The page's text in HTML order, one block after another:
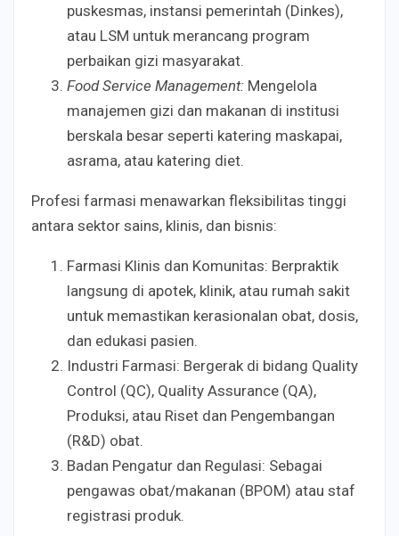
puskesmas, instansi pemerintah (Dinkes),
atau LSM untuk merancang program
perbaikan gizi masyarakat.
Food Service Management: Mengelola
manajemen gizi dan makanan di institusi
berskala besar seperti katering maskapai,
asrama, atau katering diet.
Profesi farmasi menawarkan fleksibilitas tinggi
antara sektor sains, klinis, dan bisnis:
Farmasi Klinis dan Komunitas: Berpraktik
langsung di apotek, klinik, atau rumah sakit
untuk memastikan kerasionalan obat, dosis,
dan edukasi pasien.
Industri Farmasi: Bergerak di bidang Quality
Control (QC), Quality Assurance (QA),
Produksi, atau Riset dan Pengembangan
(R&D) obat.
Badan Pengatur dan Regulasi: Sebagai
pengawas obat/makanan (BPOM) atau staf
registrasi produk.